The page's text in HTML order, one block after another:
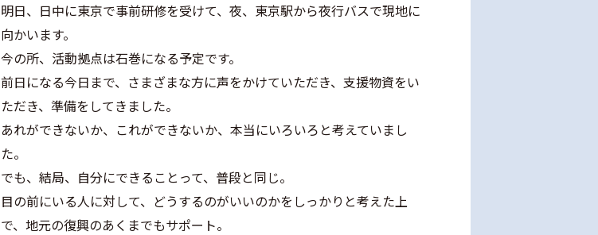
明日、日中に東京で事前研修を受けて、夜、東京駅から夜行バスで現地に
向かいます。
今の所、活動拠点は石巻になる予定です。
前日になる今日まで、さまざまな方に声をかけていただき、支援物資をい
ただき、準備をしてきました。
あれができないか、これができないか、本当にいろいろと考えていまし
た。
でも、結局、自分にできることって、普段と同じ。
目の前にいる人に対して、どうするのがいいのかをしっかりと考えた上
で、地元の復興のあくまでもサポート。